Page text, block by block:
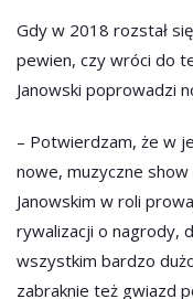
Gdy w 2018 rozstał
pewien, czy wróci do
Janowski poprowadzi
– Potwierdzam, że w
nowe, muzyczne show
Janowskim w roli
rywalizacji o nagrody,
wszystkim bardzo
zabraknie też gwiazd